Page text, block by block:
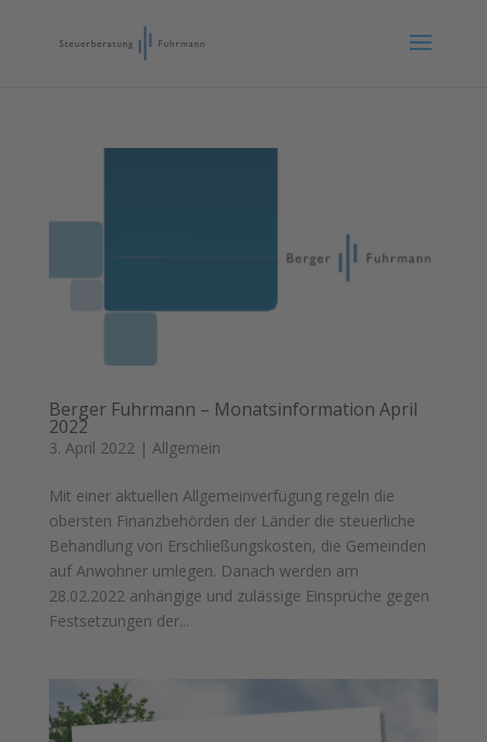
Berger Fuhrmann – Monatsinformation April
2022
3. April 2022 | Allgemein
Mit einer aktuellen Allgemeinverfügung regeln die
obersten Finanzbehörden der Länder die steuerliche
Behandlung von Erschließungskosten, die Gemeinden
auf Anwohner umlegen. Danach werden am
28.02.2022 anhängige und zulässige Einsprüche gegen
Festsetzungen der...